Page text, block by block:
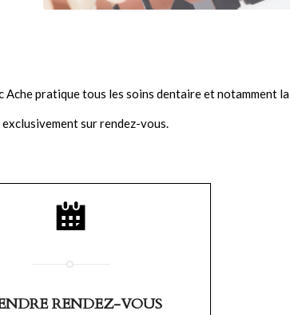
Ache pratique tous les soins dentaire et notamment la
sur rendez-vous.
RENDEZ-VOUS